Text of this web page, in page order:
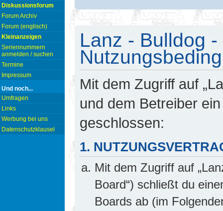
Diskussionsforum
Forum Archiv
Forum (englisch)
Kleinanzeigen
Seriennummern
anmelden / suchen
Termine
Impressum
Und noch...
Umfragen
Links
Werbung bei uns
Datenschutzklausel
Lanz - Bulldog
Mit dem Zugriff auf
und dem Betreiber
geschlossen:
1.
Mit dem Zugriff auf
Board“) schließt du
Boards ab (im